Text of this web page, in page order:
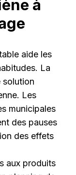
à
aide les
La
solution
Les
municipales
des pauses
des effets
aux produits